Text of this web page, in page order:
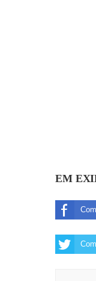
EM